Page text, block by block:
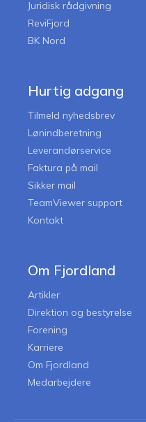
Juridisk rådgivning
ReviFjord
BK Nord
Hurtig adgang
Tilmeld nyhedsbrev
Lønindberetning
Leverandørservice
Faktura på mail
Sikker mail
TeamViewer support
Kontakt
Om Fjordland
Artikler
Direktion og bestyrelse
Forening
Karriere
Om Fjordland
Medarbejdere